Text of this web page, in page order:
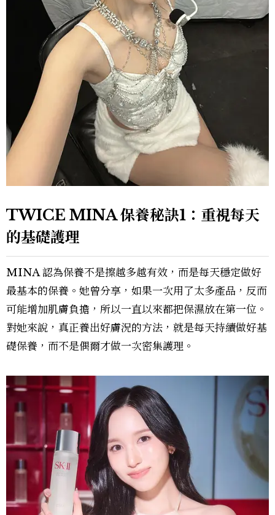
TWICE MINA 保養秘訣1：重視每天
的基礎護理
MINA 認為保養不是擦越多越有效，而是每天穩定做好
最基本的保養。她曾分享，如果一次用了太多產品，反而
可能增加肌膚負擔，所以一直以來都把保濕放在第一位。
對她來說，真正養出好膚況的方法，就是每天持續做好基
礎保養，而不是偶爾才做一次密集護理。